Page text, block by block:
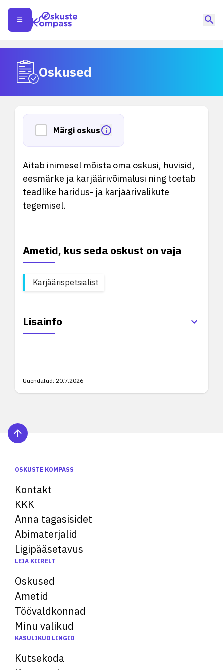
Oskused
Märgi oskus
Aitab inimesel mõista oma oskusi, huvisid,
eesmärke ja karjäärivõimalusi ning toetab
teadlike haridus- ja karjäärivalikute
tegemisel.
Ametid, kus seda oskust on vaja
Karjäärispetsialist
Lisainfo
Uuendatud: 20.7.2026
OSKUSTE KOMPASS
Kontakt
KKK
Anna tagasisidet
Abimaterjalid
Ligipääsetavus
LEIA KIIRELT
Oskused
Ametid
Töövaldkonnad
Minu valikud
KASULIKUD LINGID
Kutsekoda